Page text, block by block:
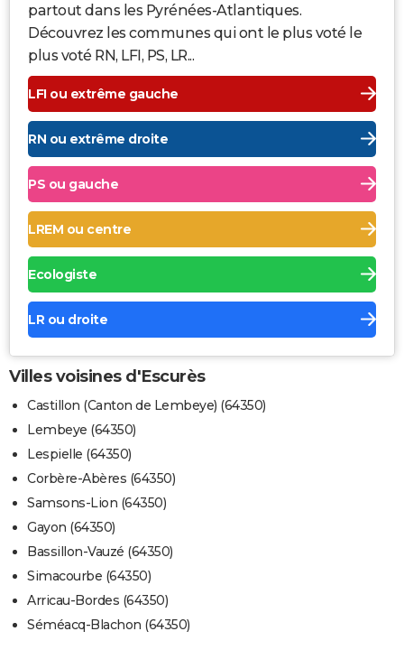
partout dans les Pyrénées-Atlantiques.
Découvrez les communes qui ont le plus voté le
plus voté RN, LFI, PS, LR...
LFI ou extrême gauche
RN ou extrême droite
PS ou gauche
LREM ou centre
Ecologiste
LR ou droite
Villes voisines d'Escurès
Castillon (Canton de Lembeye) (64350)
Lembeye (64350)
Lespielle (64350)
Corbère-Abères (64350)
Samsons-Lion (64350)
Gayon (64350)
Bassillon-Vauzé (64350)
Simacourbe (64350)
Arricau-Bordes (64350)
Séméacq-Blachon (64350)